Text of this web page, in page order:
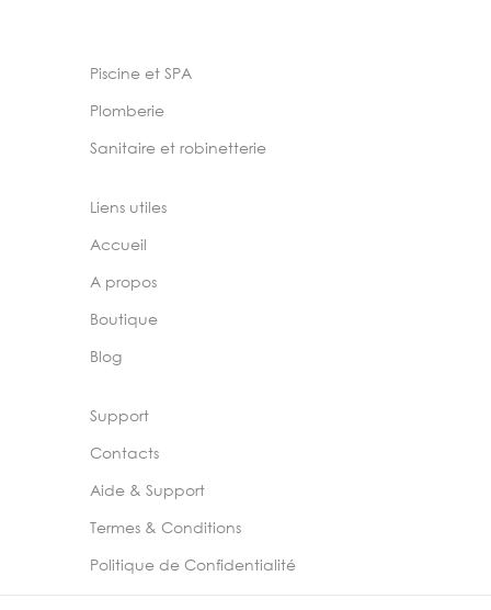
Piscine et SPA
Plomberie
Sanitaire et robinetterie
Liens utiles
Accueil
A propos
Boutique
Blog
Support
Contacts
Aide & Support
Termes & Conditions
Politique de Confidentialité